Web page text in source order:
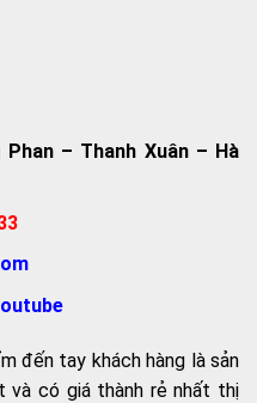
– Thanh Xuân – Hà
đến tay khách hàng là sản
và có giá thành rẻ nhất thị